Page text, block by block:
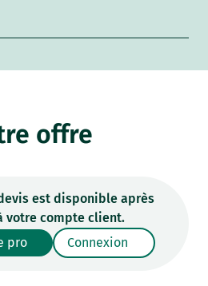
offre
est disponible après
votre compte client.
pro
Connexion